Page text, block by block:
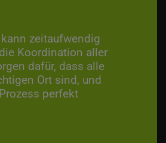
zeitaufwendig
Koordination aller
dafür, dass alle
Ort sind, und
perfekt